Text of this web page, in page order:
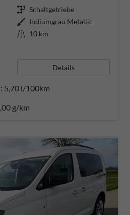
Getriebe Schaltgetriebe
Außenfarbe Indiumgrau Metallic
Kilometerstand 10 km
Details
5,70 l/100km
g/km